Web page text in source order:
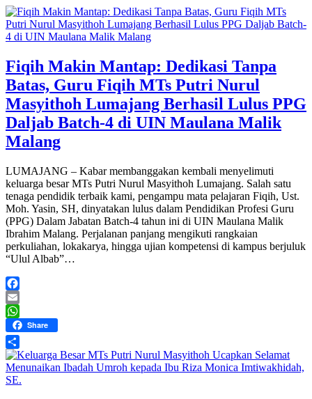
Fiqih Makin Mantap: Dedikasi Tanpa
Batas, Guru Fiqih MTs Putri Nurul
Masyithoh Lumajang Berhasil Lulus PPG
Daljab Batch-4 di UIN Maulana Malik
Malang
LUMAJANG – Kabar membanggakan kembali menyelimuti
keluarga besar MTs Putri Nurul Masyithoh Lumajang. Salah satu
tenaga pendidik terbaik kami, pengampu mata pelajaran Fiqih, Ust.
Moh. Yasin, SH, dinyatakan lulus dalam Pendidikan Profesi Guru
(PPG) Dalam Jabatan Batch-4 tahun ini di UIN Maulana Malik
Ibrahim Malang. Perjalanan panjang mengikuti rangkaian
perkuliahan, lokakarya, hingga ujian kompetensi di kampus berjuluk
“Ulul Albab”…
Facebook
Email
WhatsApp
Share
Share